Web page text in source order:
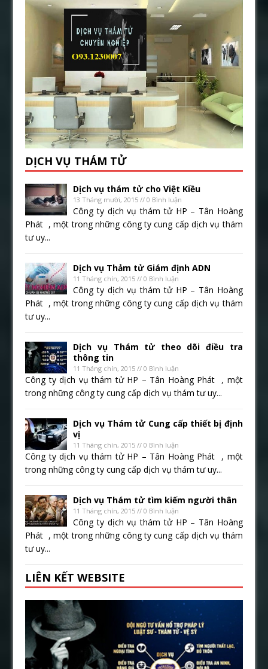
DỊCH VỤ THÁM TỬ
Dịch vụ thám tử cho Việt Kiều
13 Tháng mười, 2015 // 0 Bình luận
Công ty dịch vụ thám tử HP – Tân Hoàng
Phát , một trong những công ty cung cấp dịch vụ thám
tư uy...
Dịch vụ Thảm tử Giám định ADN
11 Tháng chín, 2015 // 0 Bình luận
Công ty dịch vụ thám tử HP – Tân Hoàng
Phát , một trong những công ty cung cấp dịch vụ thám
tư uy...
Dịch vụ Thám tử theo dõi điều tra
thông tin
11 Tháng chín, 2015 // 0 Bình luận
Công ty dịch vụ thám tử HP – Tân Hoàng Phát , một
trong những công ty cung cấp dịch vụ thám tư uy...
Dịch vụ Thám tử Cung cấp thiết bị định
vị
11 Tháng chín, 2015 // 0 Bình luận
Công ty dịch vụ thám tử HP – Tân Hoàng Phát , một
trong những công ty cung cấp dịch vụ thám tư uy...
Dịch vụ Thám tử tìm kiếm người thân
11 Tháng chín, 2015 // 0 Bình luận
Công ty dịch vụ thám tử HP – Tân Hoàng
Phát , một trong những công ty cung cấp dịch vụ thám
tư uy...
LIÊN KẾT WEBSITE